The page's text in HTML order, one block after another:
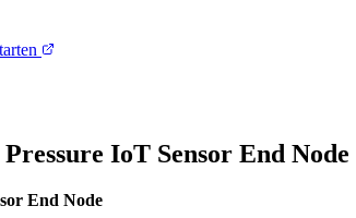
Pressure IoT Sensor End Node
End Node